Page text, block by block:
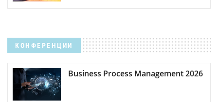
КОНФЕРЕНЦИИ
Business Process Management 2026